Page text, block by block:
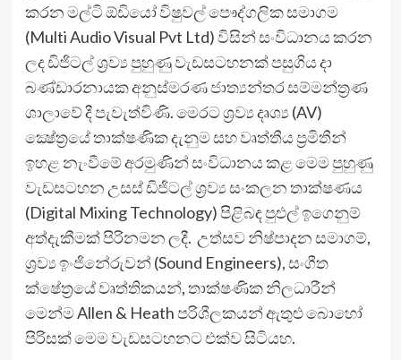
කරන මල්ටි ඕඩියෝ විෂුවල් පෞද්ගලික සමාගම
(Multi Audio Visual Pvt Ltd) විසින් සංවිධානය කරන
ලද ඩිජිටල් ශ්‍රව්‍ය පුහුණු වැඩසටහනක් පසුගිය දා
බණ්ඩාරනායක අනුස්මරණ ජාත්‍යන්තර සම්මන්ත්‍රණ
ශාලාවේ දී පැවැත්විණි. මෙරට ශ්‍රව්‍ය දෘශ්‍ය (AV)
ක්‍ෂේත්‍රයේ තාක්ෂණික දැනුම සහ වෘත්තීය ප්‍රමිතීන්
ඉහළ නැංවීමේ අරමුණින් සංවිධානය කළ මෙම පුහුණු
වැඩසටහන උසස් ඩිජිටල් ශ්‍රව්‍ය සංකලන තාක්ෂණය
(Digital Mixing Technology) පිළිබඳ පුළුල් ඉගෙනුම්
අත්දැකීමක් පිරිනමන ලදී. උත්සව නිෂ්පාදන සමාගම්,
ශ්‍රව්‍ය ඉංජිනේරුවන් (Sound Engineers), සංගීත
ක්ෂේත්‍රයේ වෘත්තිකයන්, තාක්ෂණික නිලධාරීන්
මෙන්ම Allen & Heath පරිශීලකයන් ඇතුළු බොහෝ
පිරිසක් මෙම වැඩසටහනට එක්ව සිටියහ.